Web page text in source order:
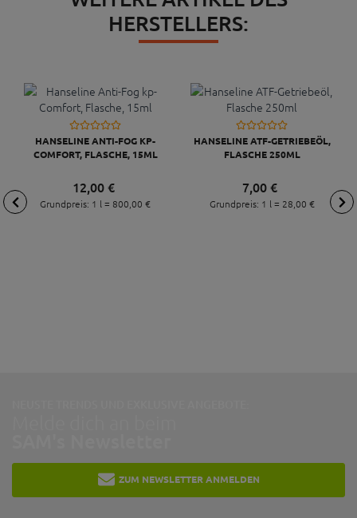
HERSTELLERS:
HANSELINE ANTI-FOG KP-
COMFORT, FLASCHE, 15ML
12,00 €
Grundpreis: 1 l = 800,00 €
HANSELINE ATF-GETRIEBEÖL,
FLASCHE 250ML
7,00€
Grundpreis: 1 l = 28,00 €
ZUM NEWSLETTER ANMELDEN